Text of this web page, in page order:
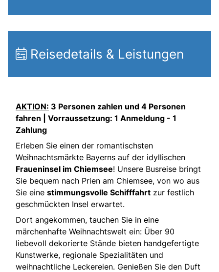
Reisedetails & Leistungen
AKTION: 3 Personen zahlen und 4 Personen
fahren | Vorraussetzung: 1 Anmeldung - 1
Zahlung
Erleben Sie einen der romantischsten
Weihnachtsmärkte Bayerns auf der idyllischen
Fraueninsel im Chiemsee! Unsere Busreise bringt
Sie bequem nach Prien am Chiemsee, von wo aus
Sie eine stimmungsvolle Schifffahrt zur festlich
geschmückten Insel erwartet.
Dort angekommen, tauchen Sie in eine
märchenhafte Weihnachtswelt ein: Über 90
liebevoll dekorierte Stände bieten handgefertigte
Kunstwerke, regionale Spezialitäten und
weihnachtliche Leckereien. Genießen Sie den Duft